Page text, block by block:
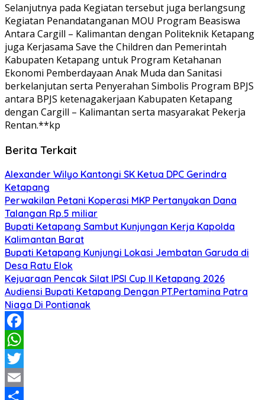
Selanjutnya pada Kegiatan tersebut juga berlangsung
Kegiatan Penandatanganan MOU Program Beasiswa
Antara Cargill – Kalimantan dengan Politeknik Ketapang
juga Kerjasama Save the Children dan Pemerintah
Kabupaten Ketapang untuk Program Ketahanan
Ekonomi Pemberdayaan Anak Muda dan Sanitasi
berkelanjutan serta Penyerahan Simbolis Program BPJS
antara BPJS ketenagakerjaan Kabupaten Ketapang
dengan Cargill – Kalimantan serta masyarakat Pekerja
Rentan.**kp
Berita Terkait
Alexander Wilyo Kantongi SK Ketua DPC Gerindra
Ketapang
Perwakilan Petani Koperasi MKP Pertanyakan Dana
Talangan Rp.5 miliar
Bupati Ketapang Sambut Kunjungan Kerja Kapolda
Kalimantan Barat
Bupati Ketapang Kunjungi Lokasi Jembatan Garuda di
Desa Ratu Elok
Kejuaraan Pencak Silat IPSI Cup II Ketapang 2026
Audiensi Bupati Ketapang Dengan PT.Pertamina Patra
Niaga Di Pontianak
Facebook
WhatsApp
Twitter
Email